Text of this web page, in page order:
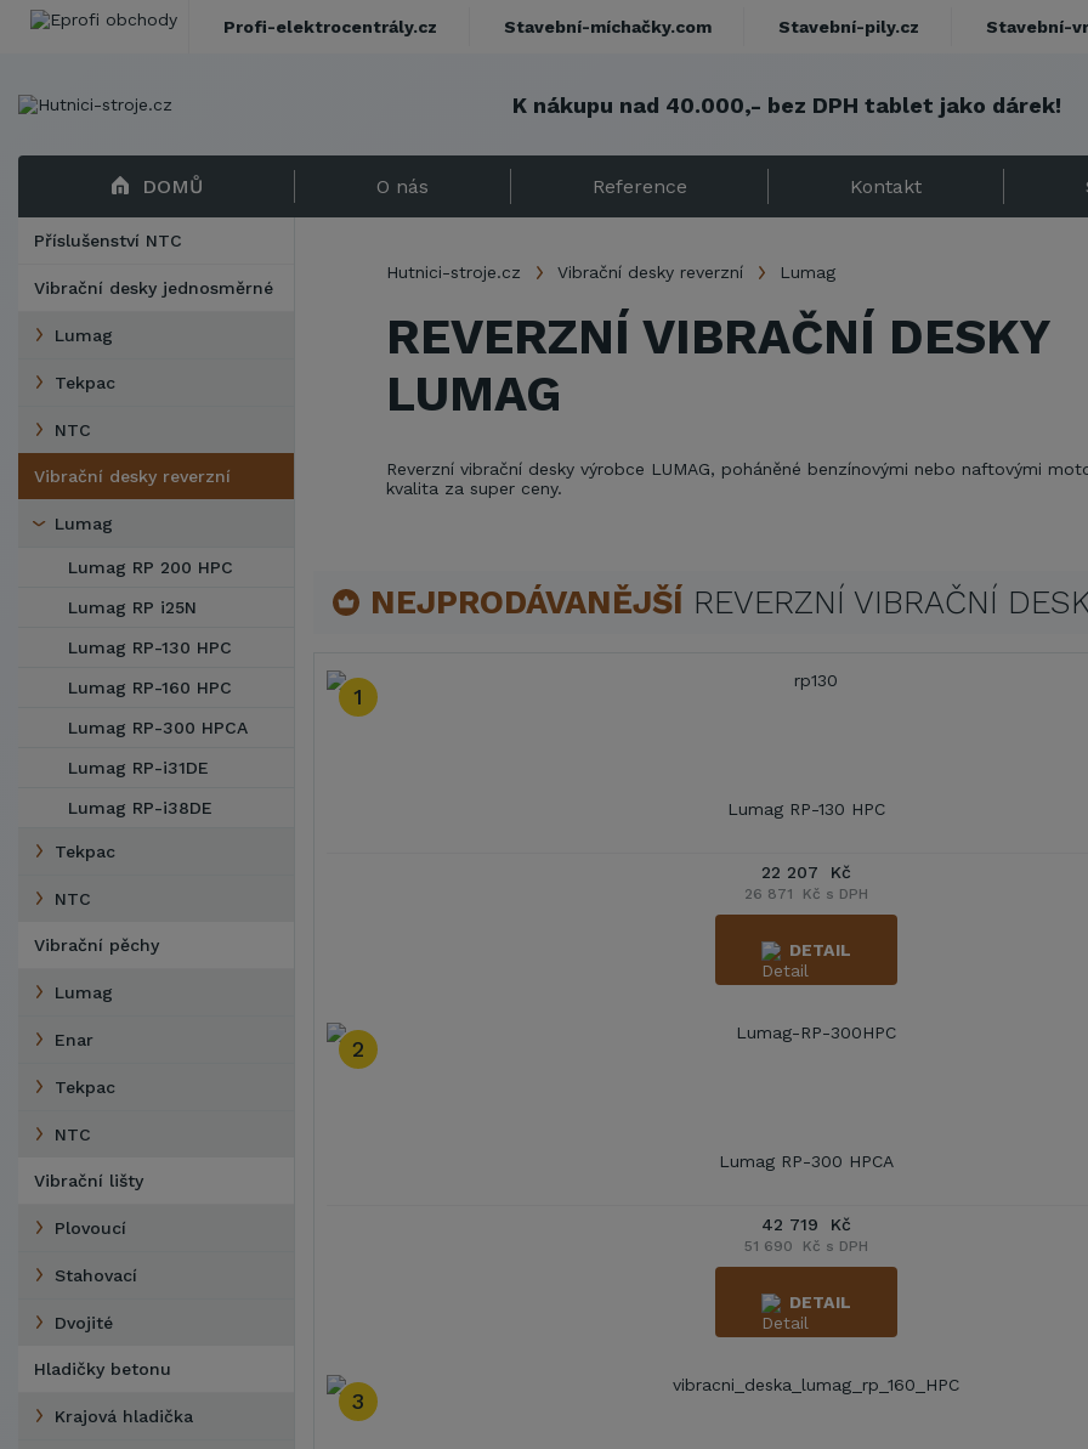
K nákupu nad 40.000,- bez DPH tablet jako dárek!
DOMŮ O nás Reference Kontakt
Příslušenství NTC
Vibrační desky jednosměrné
Lumag
Tekpac
NTC
Vibrační desky reverzní
Lumag
Lumag RP 200 HPC
Lumag RP i25N
Lumag RP-130 HPC
Lumag RP-160 HPC
Lumag RP-300 HPCA
Lumag RP-i31DE
Lumag RP-i38DE
Tekpac
NTC
Vibrační pěchy
Lumag
Enar
Tekpac
NTC
Vibrační lišty
Plovoucí
Stahovací
Dvojité
Hladičky betonu
Krajová hladička
Hutnici-stroje.cz Vibrační desky reverzní Lumag
REVERZNÍ VIBRAČNÍ DESKY
LUMAG
Reverzní vibrační desky výrobce LUMAG, poháněné benzínovými nebo naftovými
kvalita za super ceny.
NEJPRODÁVANĚJŠÍ REVERZNÍ VIBRAČNÍ
1
Lumag RP-130 HPC
22 207 Kč
26 871 Kč s DPH
DETAIL
2
Lumag RP-300 HPCA
42 719 Kč
51 690 Kč s DPH
DETAIL
3
Profi-elektrocentrály.cz Stavební-míchačky.com Stavební-pily.cz Stavební-